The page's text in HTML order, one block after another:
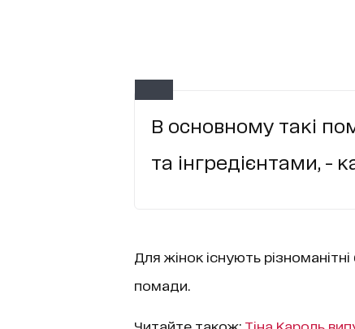
В основному такі
та інгредієнтами, -
Для жінок існують
помади.
Читайте також: Тіна Кароль